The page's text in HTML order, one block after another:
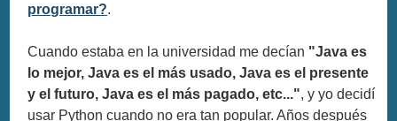
programar?.
Cuando estaba en la universidad me decían "Java es
lo mejor, Java es el más usado, Java es el presente
y el futuro, Java es el más pagado, etc...", y yo decidí
usar Python cuando no era tan popular. Años después